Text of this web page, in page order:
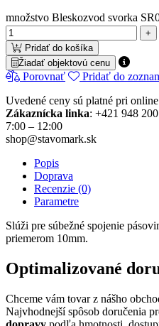
množstvo Bleskozvod svorka
Pridať do košíka
Žiadať objektovú cenu
Porovnať
Pridať do
Uvedené ceny sú platné pri
Zákaznícka linka: +421 948
7:00 – 12:00
shop@stavomark.sk
Popis
Doprava
Recenzie (0)
Parametre
Slúži pre súbežné spojenie
priemerom 10mm.
Optimalizované
Chceme vám tovar z nášho
Najvhodnejší spôsob doručenia